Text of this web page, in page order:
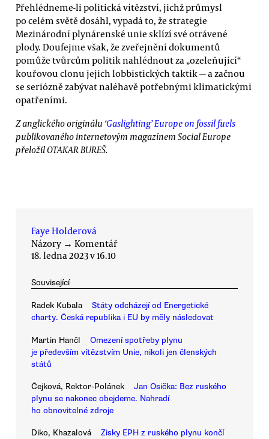
Přehlédneme-li politická vítězství, jichž průmysl
po celém světě dosáhl, vypadá to, že strategie
Mezinárodní plynárenské unie sklízí své otrávené
plody. Doufejme však, že zveřejnění dokumentů
pomůže tvůrcům politik nahlédnout za „ozeleňující“
kouřovou clonu jejich lobbistických taktik — a začnou
se seriózně zabývat naléhavě potřebnými klimatickými
opatřeními.
Z anglického originálu ‘Gaslighting’ Europe on fossil fuels
publikovaného internetovým magazínem Social Europe
přeložil OTAKAR BUREŠ.
Faye Holderová
Názory → Komentář
18. ledna 2023 v 16.10
Související
Radek Kubala
Státy odcházejí od Energetické
charty. Česká republika i EU by měly následovat
Martin Hančl
Omezení spotřeby plynu
je především vítězstvím Unie, nikoli jen členských
států
Čejková, Rektor-Polánek
Jan Osička: Bez ruského
plynu se nakonec obejdeme. Nahradí
ho obnovitelné zdroje
Diko, Khazalová
Zisky EPH z ruského plynu končí